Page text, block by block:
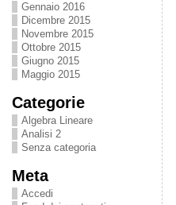
Gennaio 2016
Dicembre 2015
Novembre 2015
Ottobre 2015
Giugno 2015
Maggio 2015
Categorie
Algebra Lineare
Analisi 2
Senza categoria
Meta
Accedi